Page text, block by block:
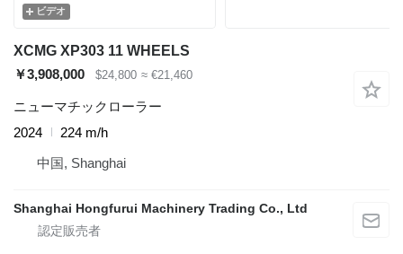
ビデオ
XCMG XP303 11 WHEELS
￥3,908,000
$24,800 ≈ €21,460
ニューマチックローラー
2024
224 m/h
中国, Shanghai
Shanghai Hongfurui Machinery Trading Co., Ltd